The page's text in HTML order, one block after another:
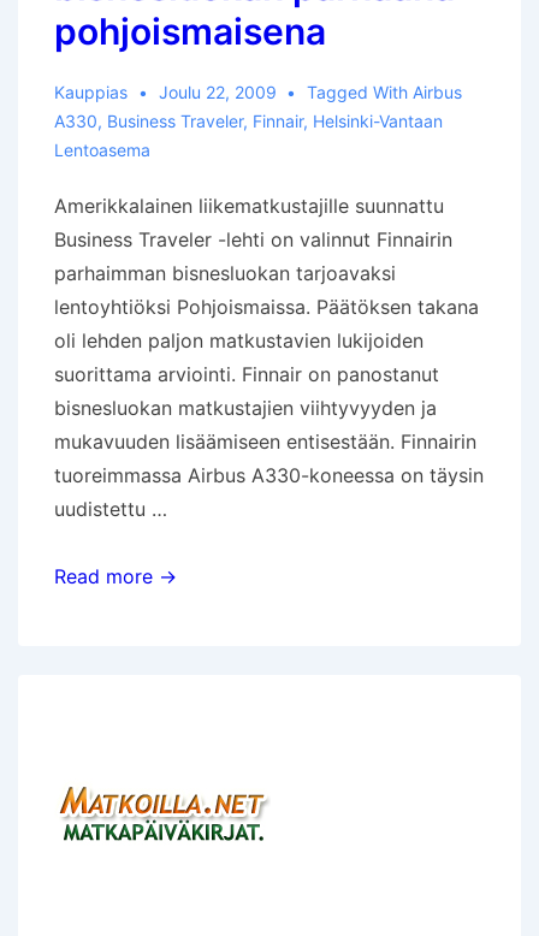
pohjoismaisena
Kauppias Joulu 22, 2009 Tagged With Airbus
A330, Business Traveler, Finnair, Helsinki-Vantaan
Lentoasema
Amerikkalainen liikematkustajille suunnattu
Business Traveler -lehti on valinnut Finnairin
parhaimman bisnesluokan tarjoavaksi
lentoyhtiöksi Pohjoismaissa. Päätöksen takana
oli lehden paljon matkustavien lukijoiden
suorittama arviointi. Finnair on panostanut
bisnesluokan matkustajien viihtyvyyden ja
mukavuuden lisäämiseen entisestään. Finnairin
tuoreimmassa Airbus A330-koneessa on täysin
uudistettu …
Business
Read more →